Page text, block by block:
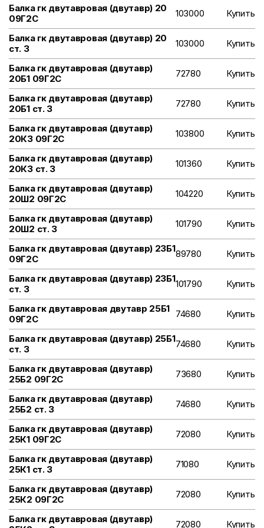
Балка гк двутавровая (двутавр) 20
09Г2С
103000 Купить
Балка гк двутавровая (двутавр) 20
ст. 3
103000 Купить
Балка гк двутавровая (двутавр)
20Б1 09Г2С
72780 Купить
Балка гк двутавровая (двутавр)
20Б1 ст. 3
72780 Купить
Балка гк двутавровая (двутавр)
20К3 09Г2С
103800 Купить
Балка гк двутавровая (двутавр)
20К3 ст. 3
101360 Купить
Балка гк двутавровая (двутавр)
20Ш2 09Г2С
104220 Купить
Балка гк двутавровая (двутавр)
20Ш2 ст. 3
101790 Купить
Балка гк двутавровая (двутавр) 23Б1
09Г2С
89780 Купить
Балка гк двутавровая (двутавр) 23Б1
ст. 3
101790 Купить
Балка гк двутавровая двутавр 25Б1
09Г2С
74680 Купить
Балка гк двутавровая (двутавр) 25Б1
ст. 3
74680 Купить
Балка гк двутавровая (двутавр)
25Б2 09Г2С
73680 Купить
Балка гк двутавровая (двутавр)
25Б2 ст. 3
74680 Купить
Балка гк двутавровая (двутавр)
25К1 09Г2С
72080 Купить
Балка гк двутавровая (двутавр)
25К1 ст. 3
71080 Купить
Балка гк двутавровая (двутавр)
25К2 09Г2С
72080 Купить
Балка гк двутавровая (двутавр)
72080 Купить